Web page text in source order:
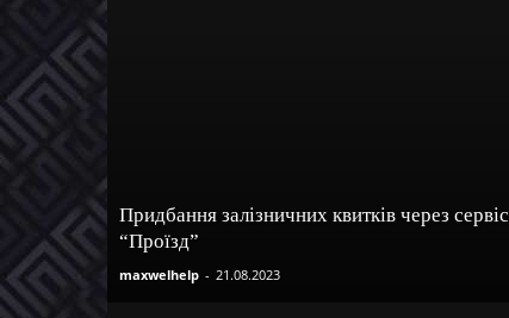
Придбання залізничних квитків через сервіс
“Проїзд”
maxwelhelp - 21.08.2023